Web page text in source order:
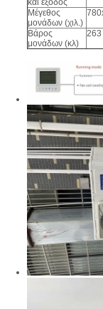
και έξοδος
Μέγεθος
μονάδων (χιλ.)
Βάρος
μονάδων (κλ)
263